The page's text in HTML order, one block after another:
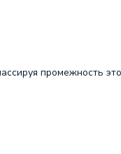
промежность